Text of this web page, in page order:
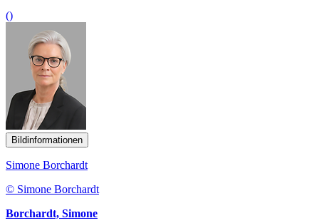
()
Bildinformationen
Simone Borchardt
© Simone Borchardt
Borchardt, Simone